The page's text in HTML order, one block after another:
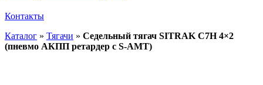
Контакты
Каталог » Тягачи » Седельный тягач SITRAK C7H 4×2
(пневмо АКПП ретардер с S-AMT)